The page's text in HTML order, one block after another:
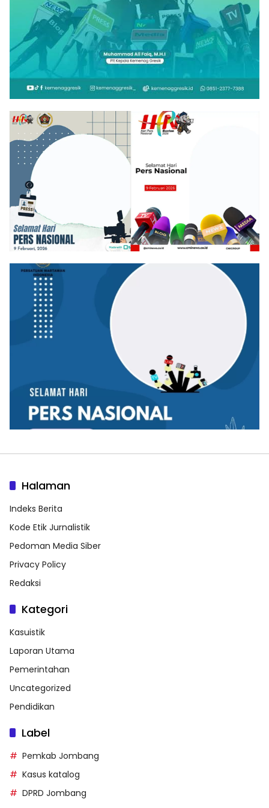
Halaman
Indeks Berita
Kode Etik Jurnalistik
Pedoman Media Siber
Privacy Policy
Redaksi
Kategori
Kasuistik
Laporan Utama
Pemerintahan
Uncategorized
Pendidikan
Label
Pemkab Jombang
Kasus katalog
DPRD Jombang